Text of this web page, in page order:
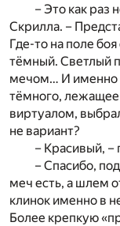
– Это как раз
Скрилла. –
Где-то на поле
тёмный. Светлый
мечом… И именно
тёмного, лежащее
виртуалом,
не вариант?
– Красивый, –
– Спасибо,
меч есть, а шлем
клинок именно в
Более крепкую